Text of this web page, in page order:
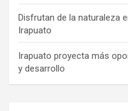
Disfrutan de la naturaleza
Irapuato
Irapuato proyecta más
y desarrollo